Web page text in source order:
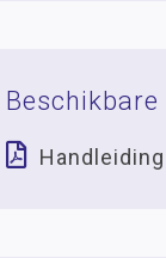
Beschikbare
Handleiding